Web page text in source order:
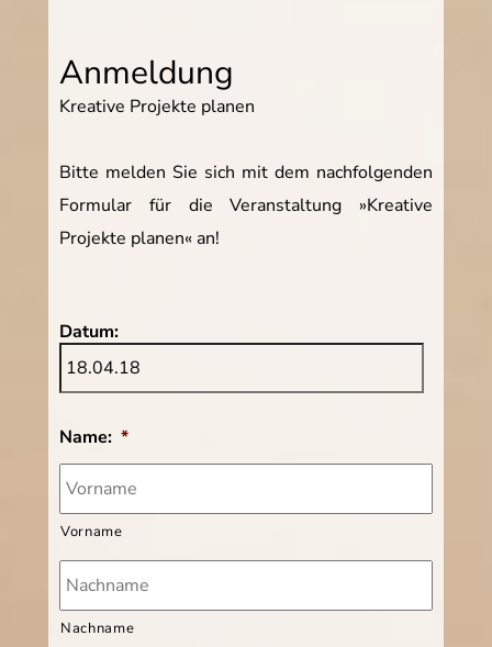
Anmeldung
Kreative Projekte planen
Bitte melden Sie sich mit dem nachfolgenden
Formular für die Veranstaltung »Kreative
Projekte planen« an!
Datum:
Name: *
Vorname
Nachname